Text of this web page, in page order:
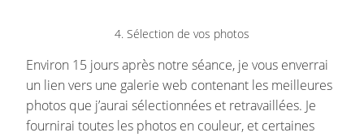
4. Sélection de vos photos
Environ 15 jours après notre séance, je vous enverrai
un lien vers une galerie web contenant les meilleures
photos que j’aurai sélectionnées et retravaillées. Je
fournirai toutes les photos en couleur, et certaines